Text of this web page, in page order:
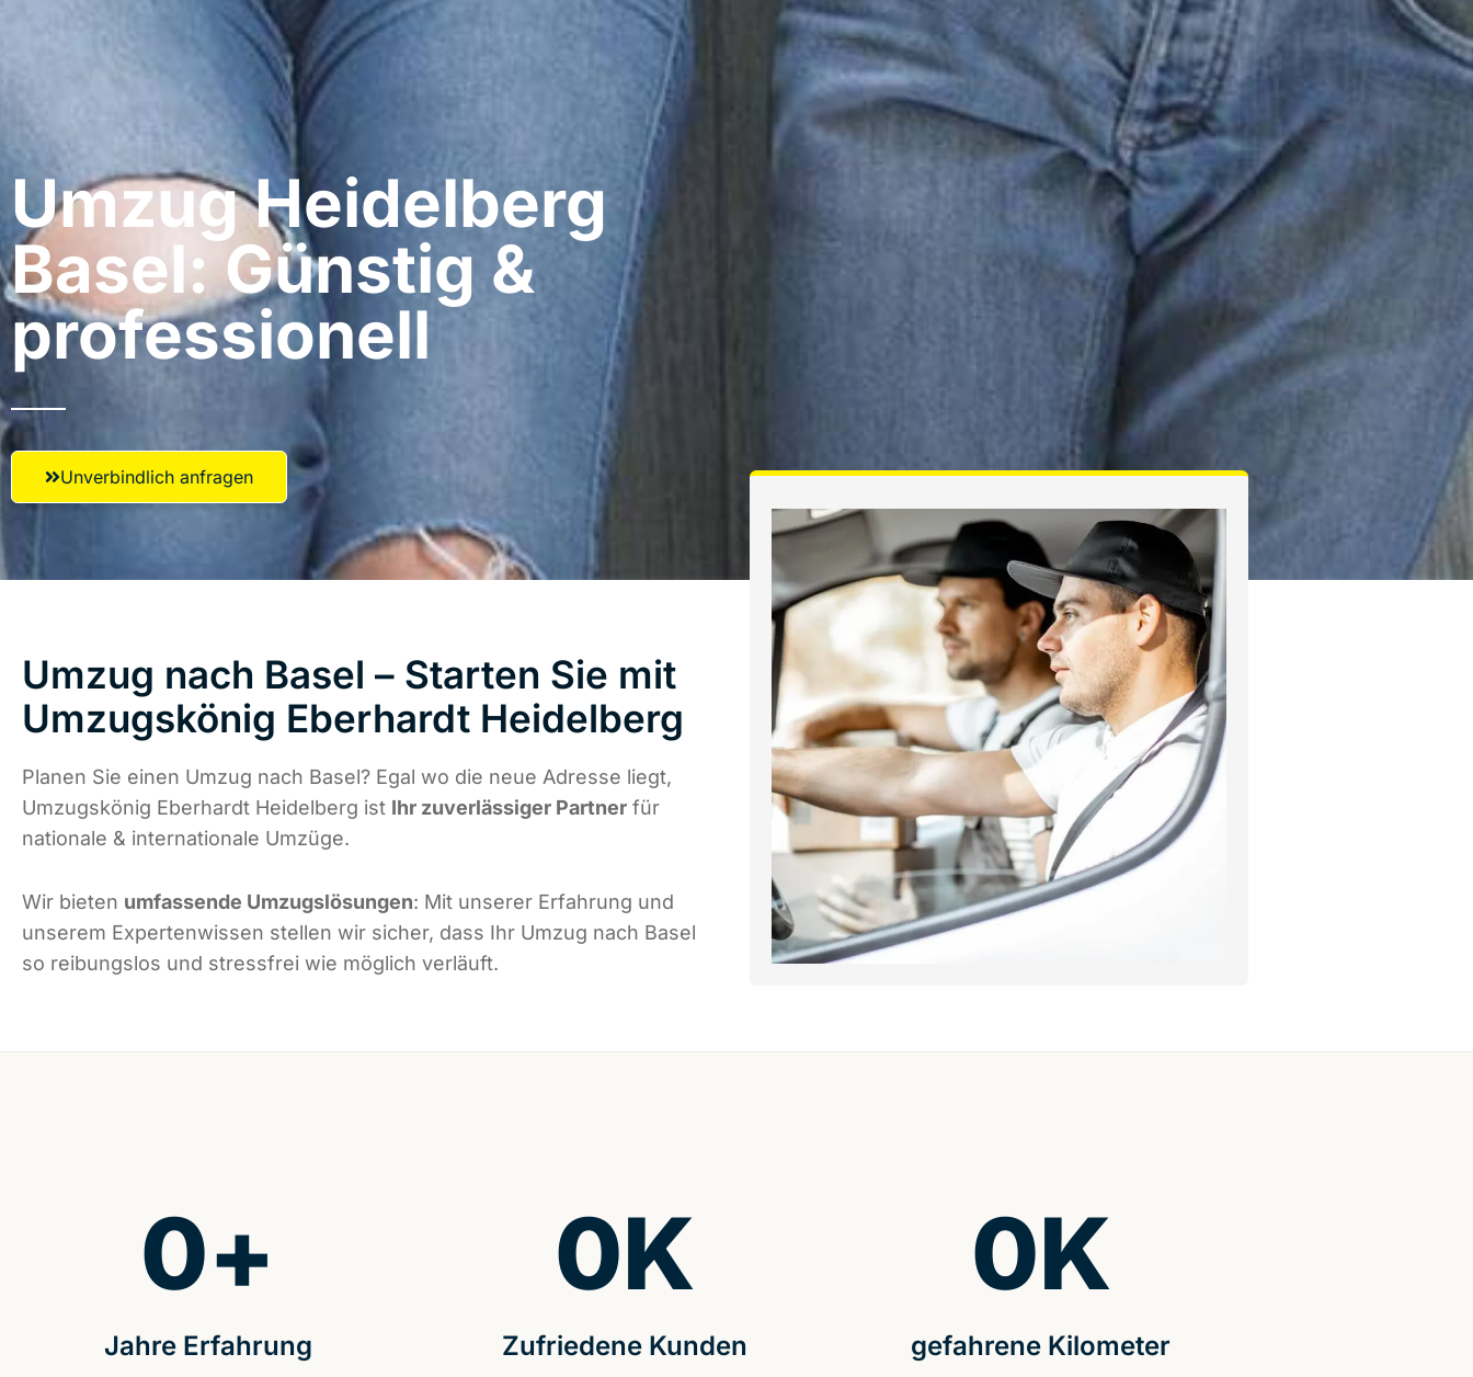
Umzug Heidelberg​
Basel: Günstig &
professionell​
Unverbindlich anfragen
Umzug nach Basel – Starten Sie mit
Umzugskönig Eberhardt Heidelberg
Planen Sie einen Umzug nach Basel? Egal wo die neue Adresse liegt,
Umzugskönig Eberhardt Heidelberg ist Ihr zuverlässiger Partner für
nationale & internationale Umzüge.
Wir bieten umfassende Umzugslösungen: Mit unserer Erfahrung und
unserem Expertenwissen stellen wir sicher, dass Ihr Umzug nach Basel
so reibungslos und stressfrei wie möglich verläuft.
Jahre Erfahrung
0+
Zufriedene Kunden
0K
gefahrene Kilometer
0K